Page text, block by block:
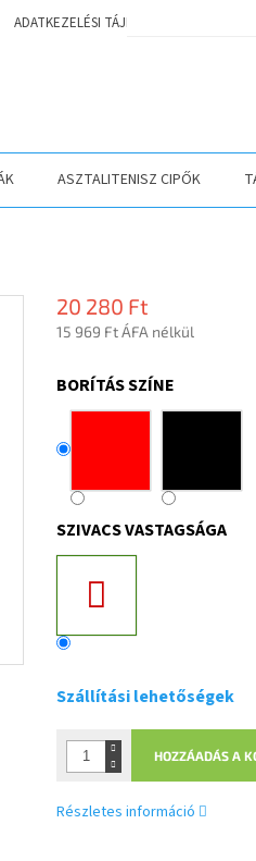
ADATKEZELÉSI TÁJÉKOZTATÓ
ASZTALITENISZ CIPŐK
20 280 Ft
15 969 Ft ÁFA nélkül
BORÍTÁS SZÍNE
SZIVACS VASTAGSÁGA
Szállítási lehetőségek
HOZZÁADÁS A
Részletes információ